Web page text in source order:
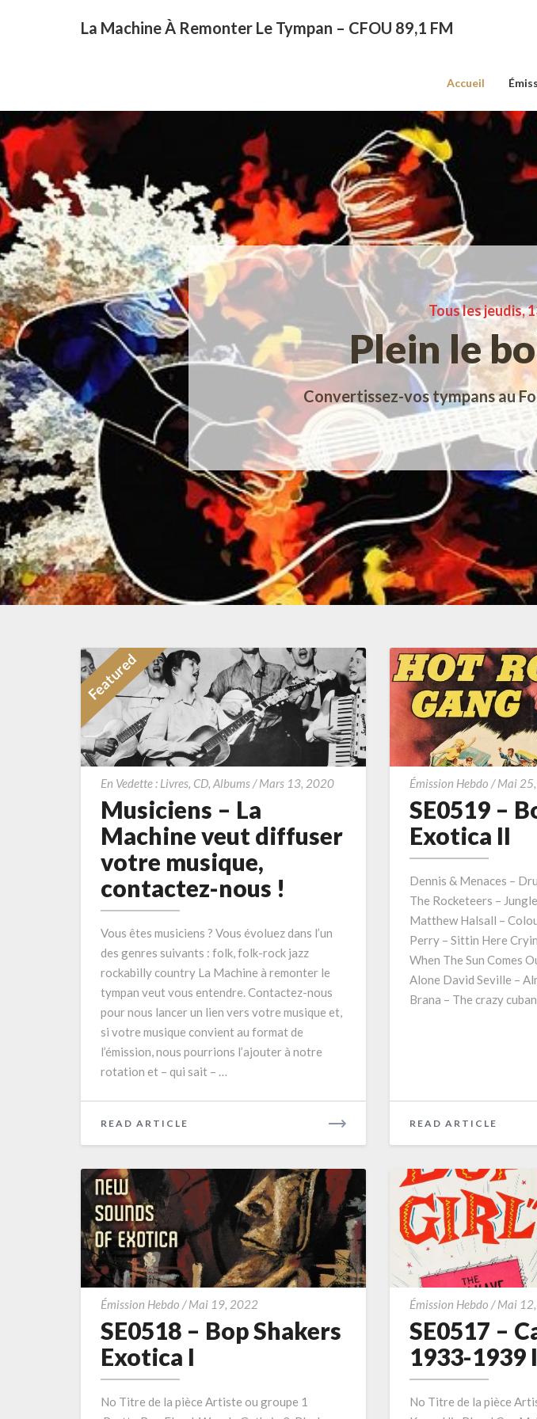
La Machine À Remonter Le Tympan – CFOU 89,1 FM
Accueil
Tous les jeudis,
Plein le
Convertissez-vos tympans au
Featured
En Vedette : Livres, CD, Albums/Mars 13, 2020Musiciens
Machine
Musiciens – La
Machine veut diffuser
votre musique,
contactez-nous !
Vous êtes musiciens ? Vous évoluez dans l’un
des genres suivants : folk, folk-rock jazz
rockabilly country La Machine à remonter le
tympan veut vous entendre. Contactez-nous
pour nous lancer un lien vers votre musique et,
si votre musique convient au format de
l’émission, nous pourrions l’ajouter à notre
rotation et – qui sait – …
READ ARTICLE
MORE
Émission Hebdo /Mai
SE0519 –
Exotica II
Dennis & Menaces –
The Rocketeers –
Matthew Halsall –
Perry – Sittin Here
When The Sun Comes
Alone David Seville –
Brana – The crazy
READ ARTICLE
MORE
Émission Hebdo /Mai 19, 2022
–
Bop
I
SE0518 – Bop Shakers
Exotica I
No Titre de la pièce Artiste ou groupe 1
Émission Hebdo /Mai
SE0517 –
1933-1939
No Titre de la pièce